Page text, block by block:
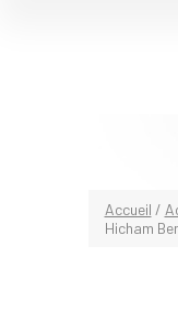
Accueil /
Hicham